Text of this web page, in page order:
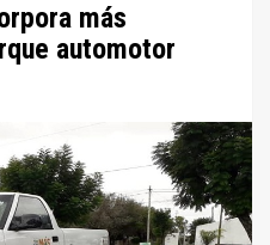
más
automotor